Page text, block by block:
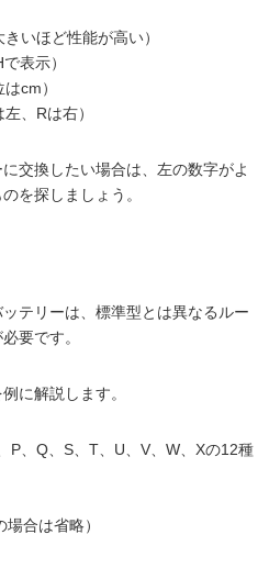
いほど性能が高い）
表示）
cm）
、Rは右）
交換したい場合は、左の数字がよ
を探しましょう。
テリーは、標準型とは異なるルー
要です。
に解説します。
P、Q、S、T、U、V、W、Xの12種
合は省略）